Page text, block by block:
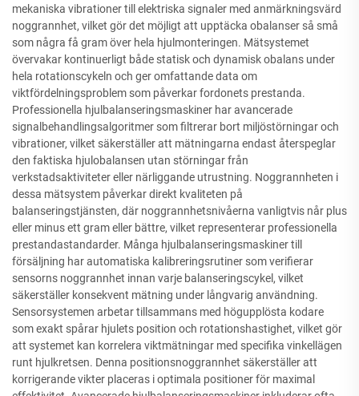
mekaniska vibrationer till elektriska signaler med anmärkningsvärd
noggrannhet, vilket gör det möjligt att upptäcka obalanser så små
som några få gram över hela hjulmonteringen. Mätsystemet
övervakar kontinuerligt både statisk och dynamisk obalans under
hela rotationscykeln och ger omfattande data om
viktfördelningsproblem som påverkar fordonets prestanda.
Professionella hjulbalanseringsmaskiner har avancerade
signalbehandlingsalgoritmer som filtrerar bort miljöstörningar och
vibrationer, vilket säkerställer att mätningarna endast återspeglar
den faktiska hjulobalansen utan störningar från
verkstadsaktiviteter eller närliggande utrustning. Noggrannheten i
dessa mätsystem påverkar direkt kvaliteten på
balanseringstjänsten, där noggrannhetsnivåerna vanligtvis når plus
eller minus ett gram eller bättre, vilket representerar professionella
prestandastandarder. Många hjulbalanseringsmaskiner till
försäljning har automatiska kalibreringsrutiner som verifierar
sensorns noggrannhet innan varje balanseringscykel, vilket
säkerställer konsekvent mätning under långvarig användning.
Sensorsystemen arbetar tillsammans med högupplösta kodare
som exakt spårar hjulets position och rotationshastighet, vilket gör
att systemet kan korrelera viktmätningar med specifika vinkellägen
runt hjulkretsen. Denna positionsnoggrannhet säkerställer att
korrigerande vikter placeras i optimala positioner för maximal